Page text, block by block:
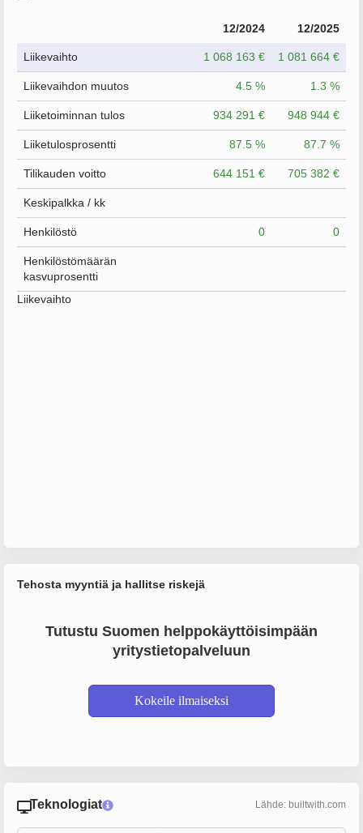
12/2024 12/2025
Liikevaihto 1 068 163 € 1 081 664 €
Liikevaihdon muutos 4.5 % 1.3 %
Liiketoiminnan tulos 934 291 € 948 944 €
Liiketulosprosentti 87.5 % 87.7 %
Tilikauden voitto 644 151 € 705 382 €
Keskipalkka / kk
Henkilöstö 0 0
Henkilöstömäärän
kasvuprosentti
Liikevaihto
Tehosta myyntiä ja hallitse riskejä
Tutustu Suomen helppokäyttöisimpään
yritystietopalveluun
Kokeile ilmaiseksi
Teknologiat Lähde: builtwith.com